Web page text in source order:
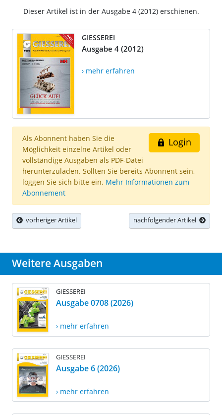
Dieser Artikel ist in der Ausgabe 4 (2012) erschienen.
GIESSEREI
Ausgabe 4 (2012)
› mehr erfahren
Login
Als Abonnent haben Sie die
Möglichkeit einzelne Artikel oder
vollständige Ausgaben als PDF-Datei
herunterzuladen. Sollten Sie bereits Abonnent sein,
loggen Sie sich bitte ein. Mehr Informationen zum
Abonnement
vorheriger Artikel nachfolgender Artikel
Weitere Ausgaben
GIESSEREI
Ausgabe 0708 (2026)
› mehr erfahren
GIESSEREI
Ausgabe 6 (2026)
› mehr erfahren